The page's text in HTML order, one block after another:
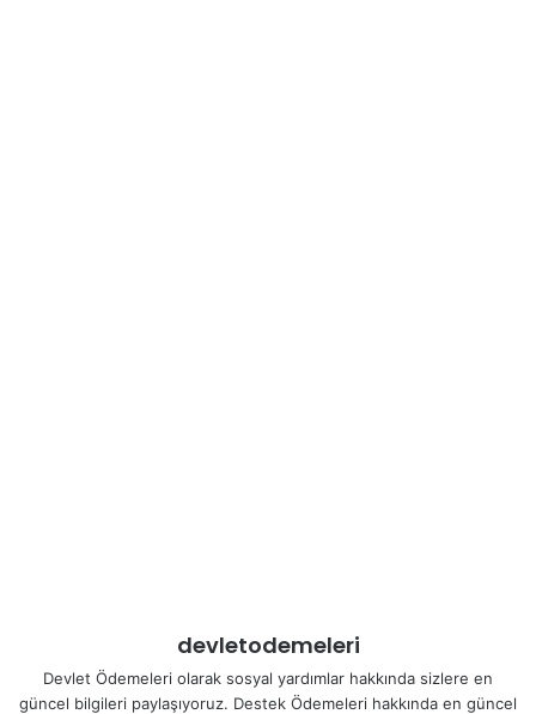
devletodemeleri
Devlet Ödemeleri olarak sosyal yardımlar hakkında sizlere en
güncel bilgileri paylaşıyoruz. Destek Ödemeleri hakkında en güncel